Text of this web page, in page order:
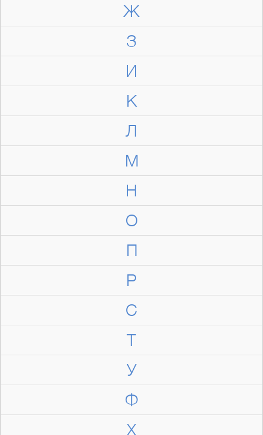
Ж
З
И
К
Л
М
Н
О
П
Р
С
Т
У
Ф
Х